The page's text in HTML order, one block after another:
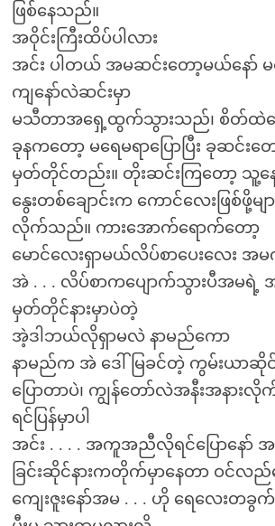
ဖြစ်နေသည်။
အဝိုင်းကြီးထိပ်ပါလား
အင်း ပါတယ် အမဆင်းတော့မယ်နော် မ
ကျနော်လဲဆင်းမှာ
မသီတာအရှေ့ထွက်သွားသည်၊ စိတ်ထဲတ
ခုနကတော့ မရေမရာပြောပြီး ခုဆင်း
မှတ်တိုင်တည်း။ တိုးဆင်းကြတော့ သူ့န
နွေးတစ်ချောင်းက ကောင်လေးဖြစ်ဖို့
လိုက်သည်။ ကားအောက်ရောက်တော့
မောင်လေးရှာမယ်လိပ်စာပေးလေး အ
အဲ . . . လိပ်စာကပျောက်သွားပီအမရဲ့
မှတ်တိုင်နားမှာပဲတဲ့
အဲ့ဒါဘယ်လိုရှာမလဲ နာမည်ကော
နာမည်က အဲ ဒေါ်မြခင်တဲ့ ကွမ်းယာဆို
ပြောတာပဲ၊ ကျွန်တော်လဲအနီးအနား
ရင်ပြန်မှာပါ
အင်း . . . . အကူအညီလိုရင်ပြောနော်
ခြင်းဆိုင်နားကတိုက်မှာနေတာ ဝင်လည်ပ
ကျေးဇူးနော်အမ . . . ဟို ရေလေးတ